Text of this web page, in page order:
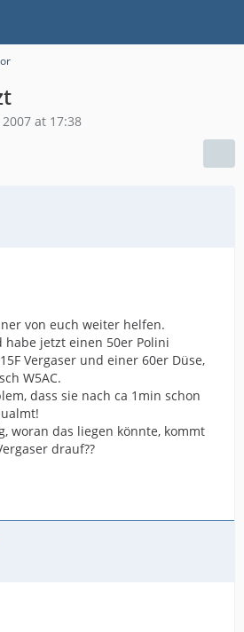
at 17:38
von euch weiter helfen.
habe jetzt einen 50er Polini
Vergaser und einer 60er Düse,
W5AC.
dass sie nach ca 1min schon
woran das liegen könnte, kommt
drauf??